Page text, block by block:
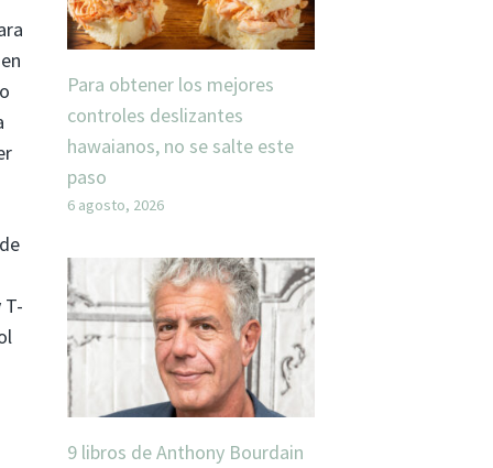
T-
Para obtener los mejores
controles deslizantes
hawaianos, no se salte este
paso
6 agosto, 2026
9 libros de Anthony Bourdain